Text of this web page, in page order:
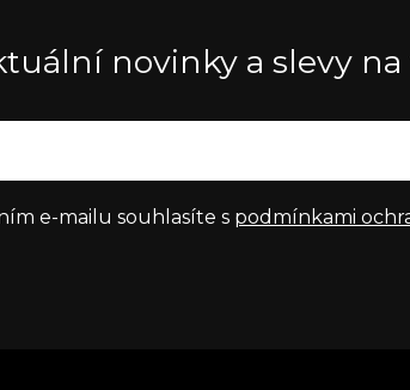
novinky a slevy na
e-mailu souhlasíte s podmínkami